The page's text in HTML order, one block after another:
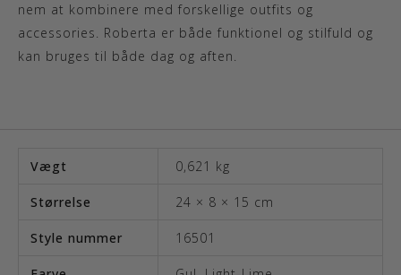
nem at kombinere med forskellige outfits og
accessories. Roberta er både funktionel og stilfuld og
kan bruges til både dag og aften.
Vægt 0,621 kg
Størrelse 24 × 8 × 15 cm
Style nummer 16501